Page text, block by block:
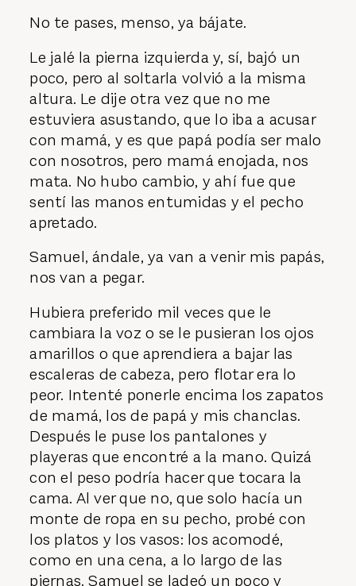
No te pases, menso, ya bájate.
Le jalé la pierna izquierda y, sí, bajó un
poco, pero al soltarla volvió a la misma
altura. Le dije otra vez que no me
estuviera asustando, que lo iba a acusar
con mamá, y es que papá podía ser malo
con nosotros, pero mamá enojada, nos
mata. No hubo cambio, y ahí fue que
sentí las manos entumidas y el pecho
apretado.
Samuel, ándale, ya van a venir mis papás,
nos van a pegar.
Hubiera preferido mil veces que le
cambiara la voz o se le pusieran los ojos
amarillos o que aprendiera a bajar las
escaleras de cabeza, pero flotar era lo
peor. Intenté ponerle encima los zapatos
de mamá, los de papá y mis chanclas.
Después le puse los pantalones y
playeras que encontré a la mano. Quizá
con el peso podría hacer que tocara la
cama. Al ver que no, que solo hacía un
monte de ropa en su pecho, probé con
los platos y los vasos: los acomodé,
como en una cena, a lo largo de las
piernas. Samuel se ladeó un poco y